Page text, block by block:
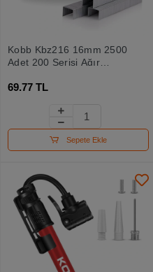
Kobb Kbz216 16mm 2500
Adet 200 Serisi Ağır
69.77 TL
Sepete Ekle